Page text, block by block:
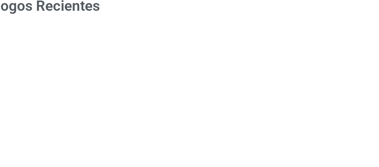
Recientes